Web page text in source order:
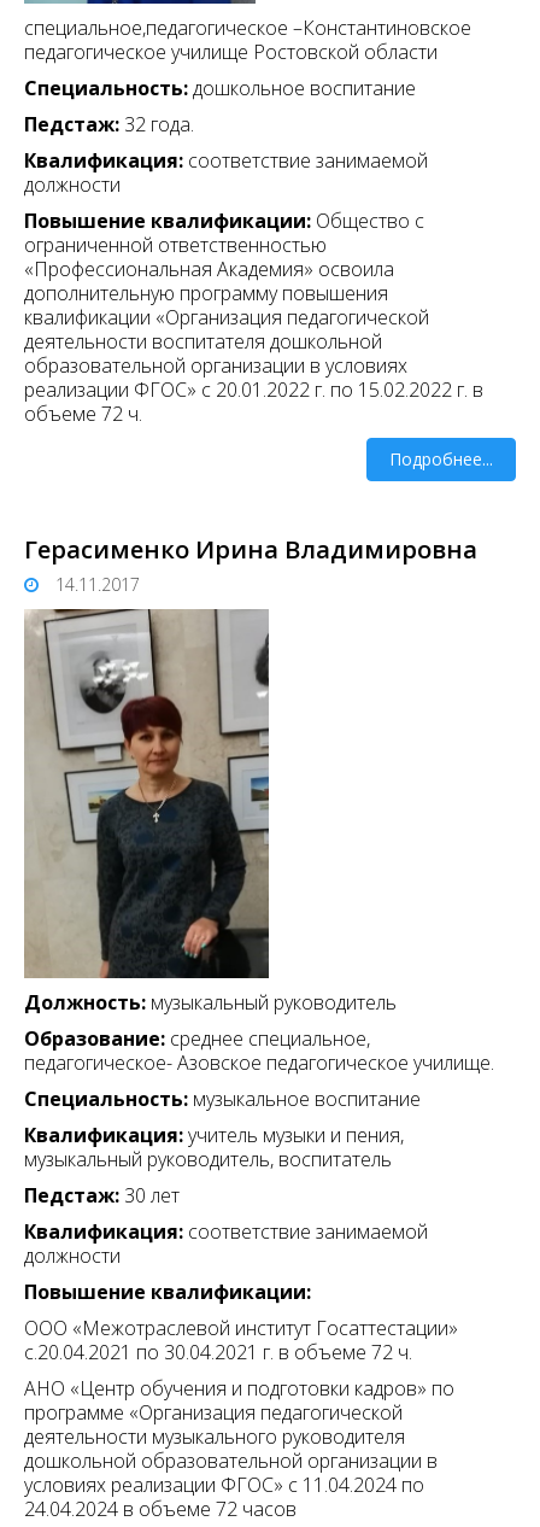
специальное,педагогическое –Константиновское
педагогическое училище Ростовской области
Специальность:дошкольное воспитание
Педстаж: 32 года.
Квалификация: соответствие занимаемой
должности
Повышение квалификации: Общество с
ограниченной ответственностью
«Профессиональная Академия» освоила
дополнительную программу повышения
квалификации «Организация педагогической
деятельности воспитателя дошкольной
образовательной организации в условиях
реализации ФГОС» с 20.01.2022 г. по 15.02.2022 г. в
объеме 72 ч.
Подробнее...
Герасименко Ирина Владимировна
14.11.2017
Должность: музыкальный руководитель
Образование: среднее специальное,
педагогическое- Азовское педагогическое училище.
Специальность: музыкальное воспитание
Квалификация:учитель музыки и пения,
музыкальный руководитель, воспитатель
Педстаж: 30 лет
Квалификация: соответствие занимаемой
должности
Повышение квалификации:
ООО «Межотраслевой институт Госаттестации»
с.20.04.2021 по 30.04.2021 г. в объеме 72 ч.
АНО «Центр обучения и подготовки кадров» по
программе «Организация педагогической
деятельности музыкального руководителя
дошкольной образовательной организации в
условиях реализации ФГОС» с 11.04.2024 по
24.04.2024 в объеме 72 часов